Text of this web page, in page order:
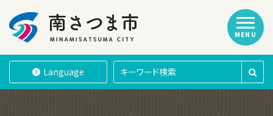
南さつま市
Language
MENU